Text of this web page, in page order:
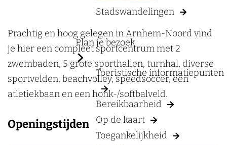
Stadswandelingen
Plan je bezoek
Toeristische informatiepunten
Bereikbaarheid
Op de kaart
Toegankelijkheid
p
r
t
c
e
n
Prachtig en hoog gelegen in Arnhem-Noord vind
je hier een compleet sportcentrum met 2
zwembaden, 5 grote sporthallen, turnhal, diverse
sportvelden, beachvolley, speedsoccer, een
atletiekbaan en een honk-/softbalveld.
Openingstijden